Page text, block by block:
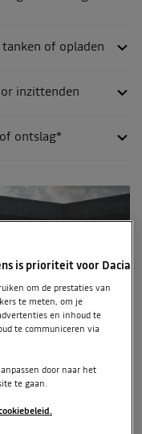
of opladen
inzittenden
ontslag*
is prioriteit voor Dacia
om de prestaties van
te meten, om je
en inhoud te
te communiceren via
door naar het
te gaan.